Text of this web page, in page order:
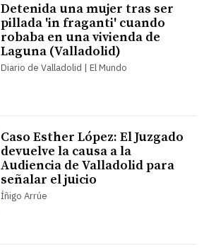
Detenida una mujer tras ser
pillada 'in fraganti' cuando
robaba en una vivienda de
Laguna (Valladolid)
Diario de Valladolid | El Mundo
Caso Esther López: El Juzgado
devuelve la causa a la
Audiencia de Valladolid para
señalar el juicio
Íñigo Arrúe